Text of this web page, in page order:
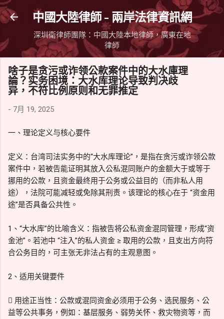
跳到主要內容
中國大陸律師 - 兩岸法律資訊網
深圳衛律師團隊：中國大陸本地律師，廣東在地
律師
啥子是贪污或诈领公款案件中的大水庫理
論？实务困境：大水库理论导致判决歧
异，不符比例原则和无罪推定
- 7月 19, 2025
一、理论定义与核心要件
定义：台湾司法实务中的“大水库理论”，是指在贪污或诈领公款
案件中，若被告能证明其放入公私混同账户的金额大于或等于
挪用的公款，且资金最终用于公务或公益目的（而非私人用
途），法院可能减轻或免除其刑责。该理论的核心在于 “资金用
途”是否具备公共性。
1、“大水库”的比喻含义：指被告将公私资金混同管理，形成“资
金池”。若池中 “注入”的私人资金 ≥ 取用的公款，且支出方向符
合公务目的，可主张无非法占有的主观意图。
2、适用关键要件
 用途正当性：公款或混同资金必须用于公务、选民服务、公
益等公共事务，例如：基层服务、弱势关怀、救灾物资等，而